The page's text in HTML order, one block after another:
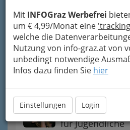
Mit INFOGraz Werbefrei
um € 4,99/Monat eine
welche die
Nutzung von info-graz.at von
unbedingt notwendige
Infos dazu finden Sie hier
Einstellungen Login
Bildung & Arbeit
Freizeit, Sport &
Beratung &
für Jugendliche